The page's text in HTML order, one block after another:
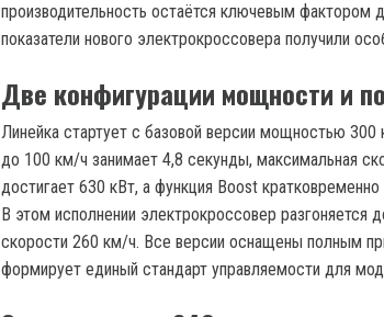
производительность остаётся ключевым фактором
показатели нового электрокроссовера получили
Две конфигурации мощности и
Линейка стартует с базовой версии мощностью
до 100 км/ч занимает 4,8 секунды, максимальная
достигает 630 кВт, а функция Boost
В этом исполнении электрокроссовер разгоняется
скорости 260 км/ч. Все версии оснащены полным
формирует единый стандарт управляемости для